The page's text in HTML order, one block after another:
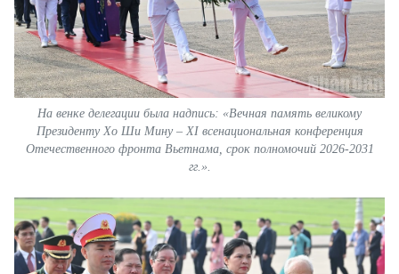
На венке делегации была надпись: «Вечная память великому
Президенту Хо Ши Мину – XI всенациональная конференция
Отечественного фронта Вьетнама, срок полномочий 2026-2031
гг.».